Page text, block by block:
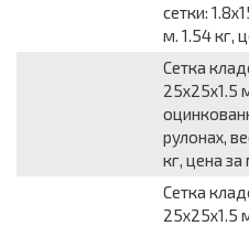
сетки:
м. 1.54 кг,
Сетка
25x25x1.5
рулонах,
кг, цена за
Сетка
25x25x1.5